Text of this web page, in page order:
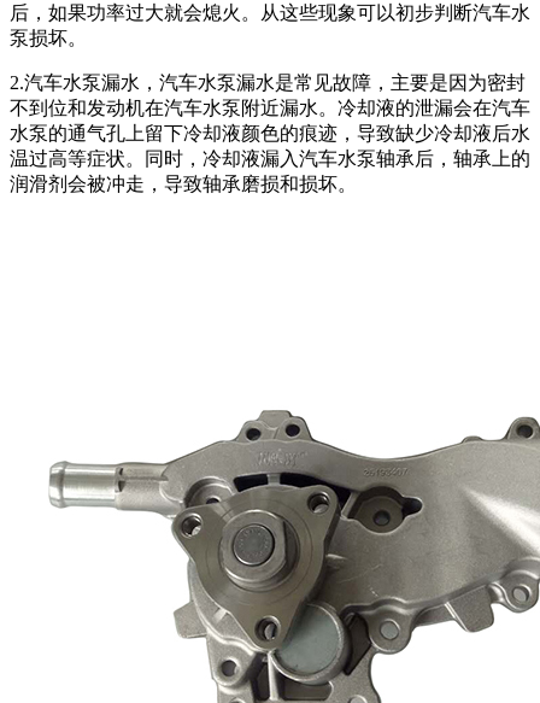
后，如果功率过大就会熄火。从这些现象可以初步判断汽车水
泵损坏。
2.汽车水泵漏水，汽车水泵漏水是常见故障，主要是因为密封
不到位和发动机在汽车水泵附近漏水。冷却液的泄漏会在汽车
水泵的通气孔上留下冷却液颜色的痕迹，导致缺少冷却液后水
温过高等症状。同时，冷却液漏入汽车水泵轴承后，轴承上的
润滑剂会被冲走，导致轴承磨损和损坏。